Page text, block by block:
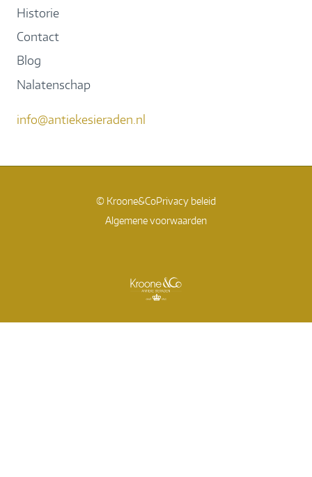
Historie
Contact
Blog
Nalatenschap
info@antiekesieraden.nl
© Kroone&CoPrivacy beleid
Algemene voorwaarden